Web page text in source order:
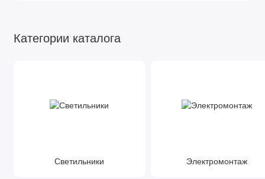
Категории каталога
Светильники Электромонтаж